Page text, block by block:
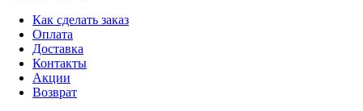
Как сделать заказ
Оплата
Доставка
Контакты
Акции
Возврат